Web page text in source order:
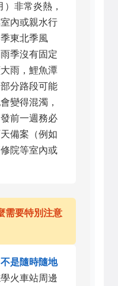
非常炎熱，
內或親水行
東北季風
季沒有固定
雨，鯉魚潭
分路段可能
變得混濁，
前一週務必
備案（例如
院等室內或
需要特別注意
不是隨時隨地
火車站周邊